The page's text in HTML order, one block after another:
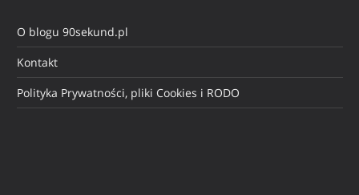
O blogu 90sekund.pl
Kontakt
Polityka Prywatności, pliki Cookies i RODO